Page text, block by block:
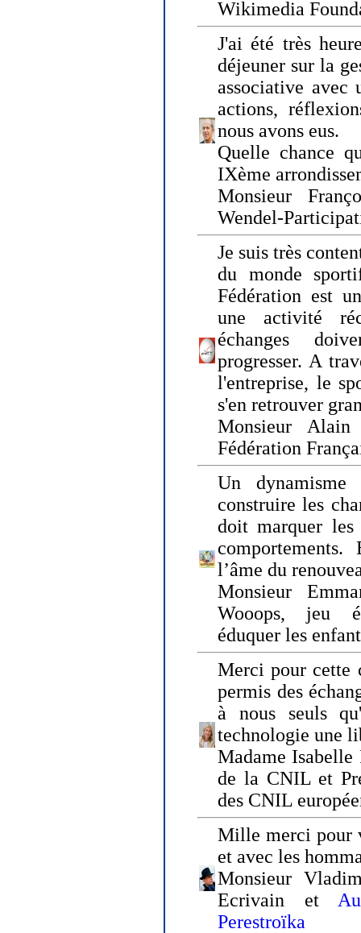
Wikimedia
J'ai été très
déjeuner sur la
associative avec
actions,
nous avons eus.
Quelle chance
IXème
Monsieur
Wendel-
Je suis très
du monde
Fédération est
une activité
échanges
progresser. A
l'entreprise, le
s'en retrouver
Monsieur
Fédération
Un dynamisme
construire les
doit marquer les
l’âme du
Monsieur
Wooops, jeu
éduquer les
Merci pour cette
permis des
à nous seuls
technologie une
Madame Isabelle
de la CNIL et
des CNIL
Mille merci pour
et avec les
Monsieur
Ecrivain et
Perestroïka